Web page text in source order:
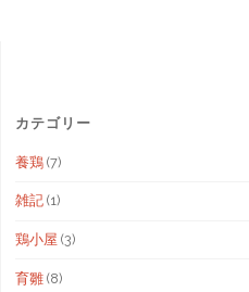
カテゴリー
養鶏(7)
雑記(1)
鶏小屋 (3)
育雛(8)